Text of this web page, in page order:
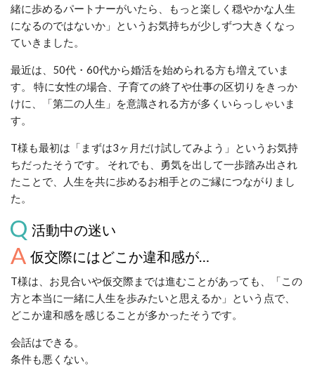
緒に歩めるパートナーがいたら、もっと楽しく穏やかな人生
になるのではないか」というお気持ちが少しずつ大きくなっ
ていきました。
最近は、50代・60代から婚活を始められる方も増えていま
す。 特に女性の場合、子育ての終了や仕事の区切りをきっか
けに、「第二の人生」を意識される方が多くいらっしゃいま
す。
T様も最初は「まずは3ヶ月だけ試してみよう」というお気持
ちだったそうです。 それでも、勇気を出して一歩踏み出され
たことで、人生を共に歩めるお相手とのご縁につながりまし
た。
活動中の迷い
仮交際にはどこか違和感が…
T様は、お見合いや仮交際までは進むことがあっても、「この
方と本当に一緒に人生を歩みたいと思えるか」という点で、
どこか違和感を感じることが多かったそうです。
会話はできる。
条件も悪くない。